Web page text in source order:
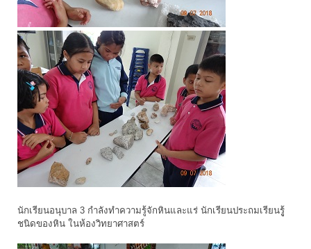
นักเรียนอนุบาล 3 กำลังทำความรู้จักหินและแร่ นักเรียนประถมเรียนรูู้
ชนิดของหิน ในห้องวิทยาศาสตร์